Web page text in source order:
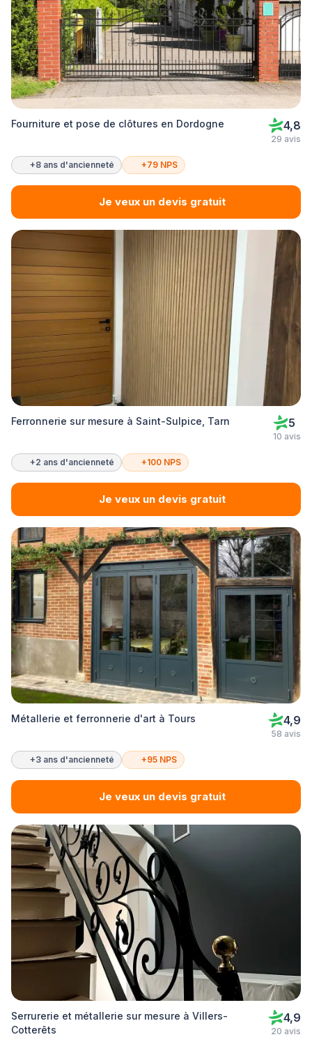
Fourniture et pose de clôtures en Dordogne 4,8
29 avis
+8 ans d'ancienneté +79 NPS
Je veux un devis gratuit
Ferronnerie sur mesure à Saint-Sulpice, Tarn 5
10 avis
+2 ans d'ancienneté +100 NPS
Je veux un devis gratuit
Métallerie et ferronnerie d'art à Tours 4,9
58 avis
+3 ans d'ancienneté +95 NPS
Je veux un devis gratuit
Serrurerie et métallerie sur mesure à Villers-
Cotterêts
4,9
20 avis